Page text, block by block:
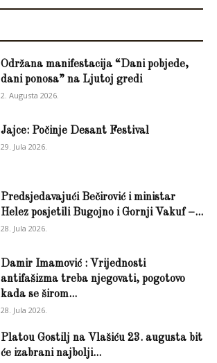
Održana manifestacija “Dani pobjede,
dani ponosa” na Ljutoj gredi
2. Augusta 2026.
Jajce: Počinje Desant Festival
29. Jula 2026.
Predsjedavajući Bečirović i ministar
Helez posjetili Bugojno i Gornji Vakuf –...
28. Jula 2026.
Damir Imamović : Vrijednosti
antifašizma treba njegovati, pogotovo
kada se širom...
28. Jula 2026.
Platou Gostilj na Vlašiću 23. augusta bit
će izabrani najbolji...